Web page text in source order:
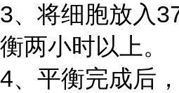
3、将细胞放入
衡两小时以上。
4、平衡完成后